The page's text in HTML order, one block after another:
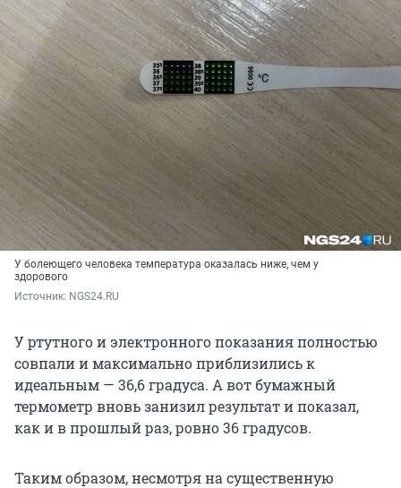
У болеющего человека температура оказалась ниже, чем у
здорового
Источник: NGS24.RU
У ртутного и электронного показания полностью
совпали и максимально приблизились к
идеальным — 36,6 градуса. А вот бумажный
термометр вновь занизил результат и показал,
как и в прошлый раз, ровно 36 градусов.
Таким образом, несмотря на существенную